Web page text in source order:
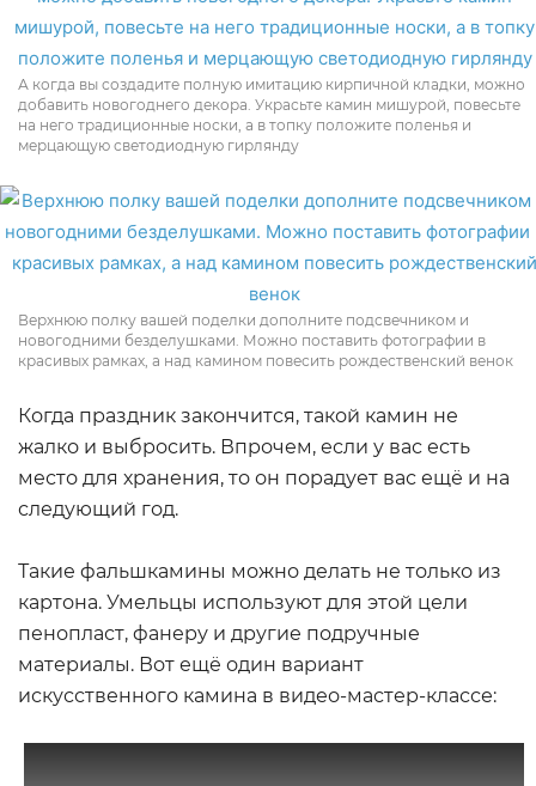
А когда вы создадите полную имитацию кирпичной кладки, можно
добавить новогоднего декора. Украсьте камин мишурой, повесьте
на него традиционные носки, а в топку положите поленья и
мерцающую светодиодную гирлянду
Верхнюю полку вашей поделки дополните подсвечником и
новогодними безделушками. Можно поставить фотографии в
красивых рамках, а над камином повесить рождественский венок
Когда праздник закончится, такой камин не
жалко и выбросить. Впрочем, если у вас есть
место для хранения, то он порадует вас ещё и на
следующий год.
Такие фальшкамины можно делать не только из
картона. Умельцы используют для этой цели
пенопласт, фанеру и другие подручные
материалы. Вот ещё один вариант
искусственного камина в видео-мастер-классе: